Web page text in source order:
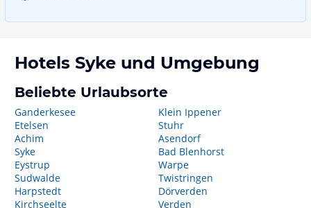
Hotels Syke und Umgebung
Beliebte Urlaubsorte
Ganderkesee
Etelsen
Achim
Syke
Eystrup
Sudwalde
Harpstedt
Kirchseelte
Klein Ippener
Stuhr
Asendorf
Bad Blenhorst
Warpe
Twistringen
Dörverden
Verden